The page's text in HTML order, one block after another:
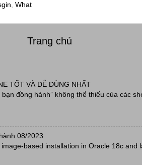
, What
Trang chủ
TỐT VÀ DỄ DÙNG NHẤT
đồng hành” không thể thiếu của các
08/2023
based installation in Oracle 18c and